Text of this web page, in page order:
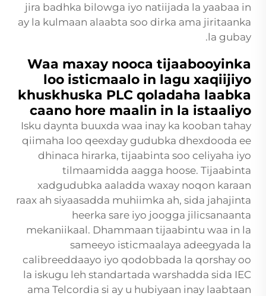
jira badhka bilowga iyo natiijada la yaabaa in
ay la kulmaan alaabta soo dirka ama jiritaanka
la gubay.
Waa maxay nooca tijaabooyinka
loo isticmaalo in lagu xaqiijiyo
khuskhuska PLC qoladaha laabka
caano hore maalin in la istaaliyo
Isku daynta buuxda waa inay ka kooban tahay
qiimaha loo qeexday gudubka dhexdooda ee
dhinaca hirarka, tijaabinta soo celiyaha iyo
tilmaamidda aagga hoose. Tijaabinta
xadgudubka aaladda waxay noqon karaan
raax ah siyaasadda muhiimka ah, sida jahajinta
heerka sare iyo joogga jilicsanaanta
mekaniikaal. Dhammaan tijaabintu waa in la
sameeyo isticmaalaya adeegyada la
calibreeddaayo iyo qodobbada la qorshay oo
la iskugu leh standartada warshadda sida IEC
ama Telcordia si ay u hubiyaan inay laabtaan